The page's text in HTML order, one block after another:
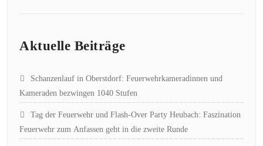
Aktuelle Beiträge
Schanzenlauf in Oberstdorf: Feuerwehrkameradinnen und
Kameraden bezwingen 1040 Stufen
Tag der Feuerwehr und Flash-Over Party Heubach: Faszination
Feuerwehr zum Anfassen geht in die zweite Runde